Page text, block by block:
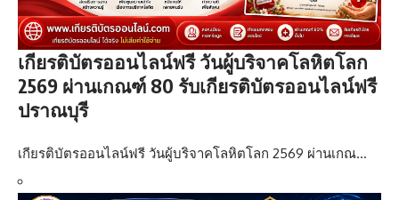
เกียรติบัตรออนไลน์ฟรี วันผู้บริจาคโลหิตโลก
2569 ผ่านเกณฑ์ 80 รับเกียรติบัตรออนไลน์ฟรี
ปราณบุรี
เกียรติบัตรออนไลน์ฟรี วันผู้บริจาคโลหิตโลก 2569 ผ่านเกณ…